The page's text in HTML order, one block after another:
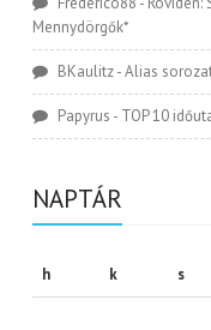
Mennydörgők*
BKaulitz-Alias
Papyrus - TOP 10
NAPTÁR
h
k s